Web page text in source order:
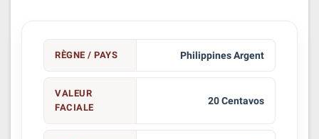
RÈGNE / PAYS Philippines Argent
VALEUR
FACIALE
20 Centavos